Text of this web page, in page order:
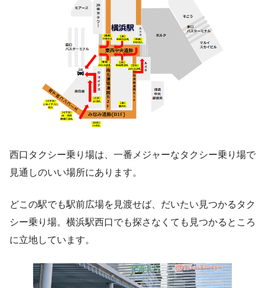
西口タクシー乗り場は、一番メジャーなタクシー乗り場で
見通しのいい場所にあります。
どこの駅でも駅前広場を見渡せば、だいたい見つかるタク
シー乗り場。横浜駅西口でも探さなくても見つかるところ
に立地しています。